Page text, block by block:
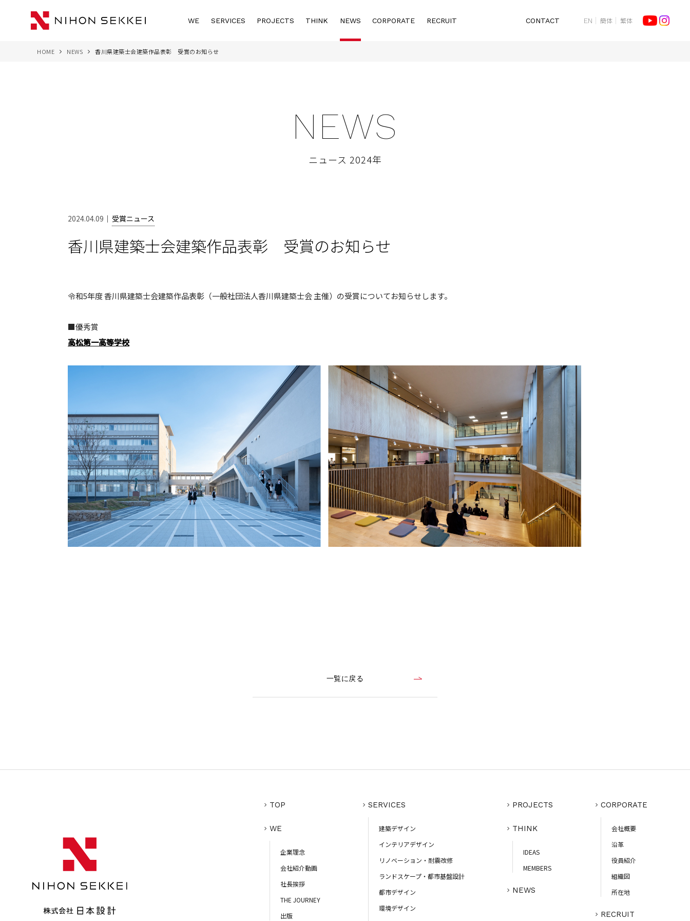
WE SERVICES PROJECTS THINK NEWS CORPORATE RECRUIT CONTACT EN 簡体 繁体
HOME NEWS 香川県建築士会建築作品表彰 受賞のお知らせ
NEWS
ニュース 2024年
2024.04.09 受賞ニュース
香川県建築士会建築作品表彰 受賞のお知らせ
令和5年度 香川県建築士会建築作品表彰（一般社団法人香川県建築士会 主催）の受賞についてお知らせします。
■優秀賞
高松第一高等学校
一覧に戻る
TOP
WE
企業理念
会社紹介動画
社長挨拶
THE JOURNEY
出版
SERVICES
建築デザイン
インテリアデザイン
リノベーション・耐震改修
ランドスケープ・都市基盤設計
都市デザイン
環境デザイン
PROJECTS
THINK
IDEAS
MEMBERS
NEWS
CORPORATE
会社概要
沿革
役員紹介
組織図
所在地
RECRUIT